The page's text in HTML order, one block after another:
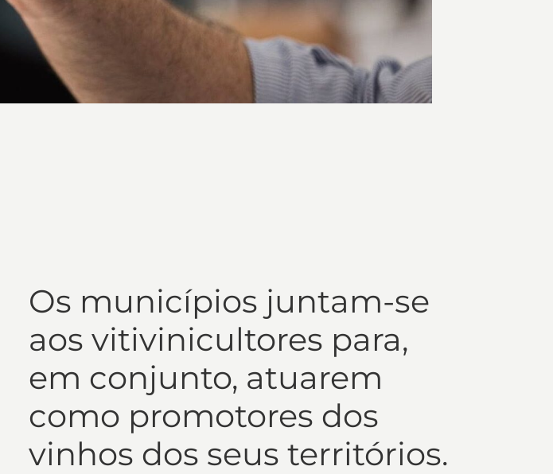
Os municípios juntam-se
aos vitivinicultores para,
em conjunto, atuarem
como promotores dos
vinhos dos seus territórios.